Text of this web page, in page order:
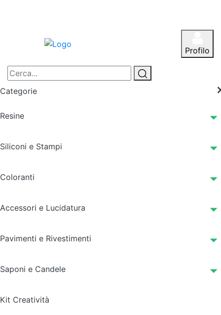
Profilo
Categorie
Resine
Siliconi e Stampi
Coloranti
Accessori e Lucidatura
Pavimenti e Rivestimenti
Saponi e Candele
Kit Creatività